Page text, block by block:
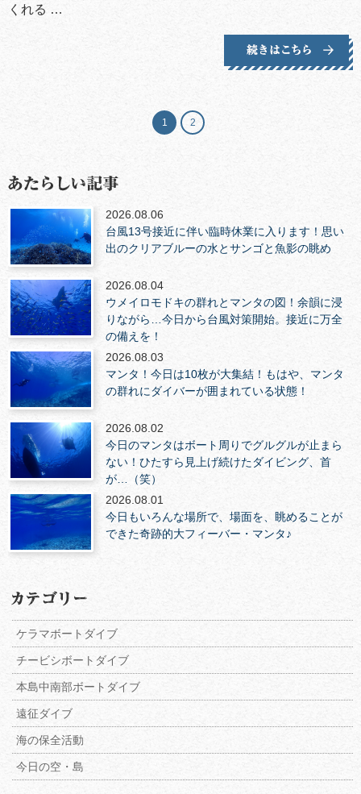
くれる …
1 2
2026.08.06
台風13号接近に伴い臨時休業に入ります！思い
出のクリアブルーの水とサンゴと魚影の眺め
2026.08.04
ウメイロモドキの群れとマンタの図！余韻に浸
りながら…今日から台風対策開始。接近に万全
の備えを！
2026.08.03
マンタ！今日は10枚が大集結！もはや、マンタ
の群れにダイバーが囲まれている状態！
2026.08.02
今日のマンタはボート周りでグルグルが止まら
ない！ひたすら見上げ続けたダイビング、首
が…（笑）
2026.08.01
今日もいろんな場所で、場面を、眺めることが
できた奇跡的大フィーバー・マンタ♪
ケラマボートダイブ
チービシボートダイブ
本島中南部ボートダイブ
遠征ダイブ
海の保全活動
今日の空・島